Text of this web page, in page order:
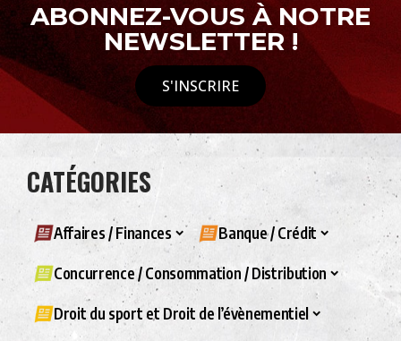
ABONNEZ-VOUS À NOTRE
NEWSLETTER !
S'INSCRIRE
CATÉGORIES
Affaires / Finances Banque / Crédit
Concurrence / Consommation / Distribution
Droit du sport et Droit de l’évènementiel